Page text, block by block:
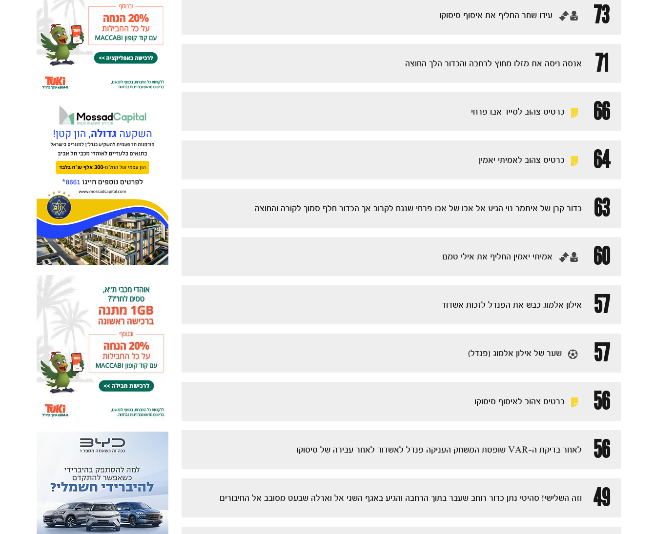
73 ‏עידו שחר החליף את איסוף סיסוקו
71 אנסה ניסה את מזלו מחוץ לרחבה והכדור הלך החוצה
66 כרטיס צהוב לסייד אבו פרחי
64 כרטיס צהוב לאמיתי יאמין
63 כדור קרן של איתמר נוי הגיע אל אבו של אבו פרחי שנגח לקרוב אך הכדור חלף סמוך לקורה והחוצה
60 ‏אמיתי יאמין החליף את אילי טמם
57 אילון אלמוג כבש את הפנדל לזכות אשדוד
57 שער של אילון אלמוג (פנדל)
56 כרטיס צהוב לאיסוף סיסוקו
56 לאחר בדיקת ה-VAR שופטת המשחק העניקה פנדל לאשדוד לאחר עבירה של סיסוקו
49 וזה השלישי! סהיטי נתן כדור רוחב שעבר בתוך הרחבה והגיע באגף השני אל וארלה שבעט מסובב אל החיבורים